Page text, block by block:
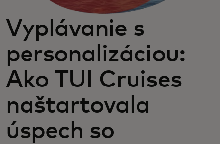
Vyplávanie s
personalizáciou:
Ako TUI Cruises
naštartovala
úspech so